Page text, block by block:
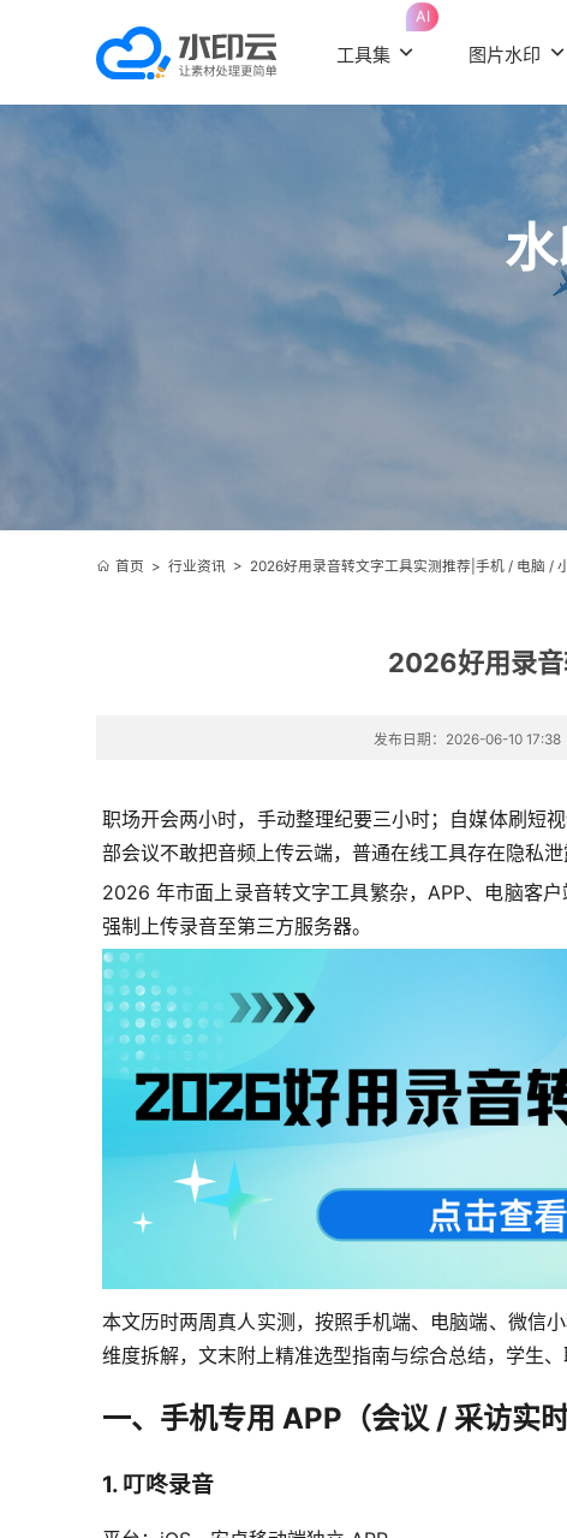
工具集
AI
图片水印
首页 > 行业资讯> 2026好用录音转文字工具实测推荐|手机 / 电脑 /
2026好用录音
发布日期：2026-06-10 17:38
职场开会两小时，手动整理纪要三小时；自媒体刷短
部会议不敢把音频上传云端，普通在线工具存在隐私泄
2026 年市面上录音转文字工具繁杂，APP、电脑客
强制上传录音至第三方服务器。
本文历时两周真人实测，按照手机端、电脑端、微信
维度拆解，文末附上精准选型指南与综合总结，学生
一、手机专用 APP（会议 / 采访实时
1. 叮咚录音